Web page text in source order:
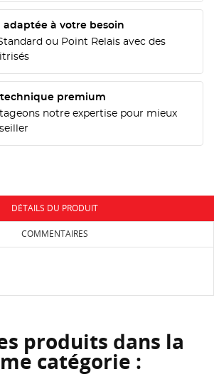
adaptée à votre besoin
ou Point Relais avec des
premium
notre expertise pour mieux
DÉTAILS DU PRODUIT
COMMENTAIRES
produits dans la
catégorie :
D'ENVIES
Créer une liste d'envies
connecté pour ajouter des produits